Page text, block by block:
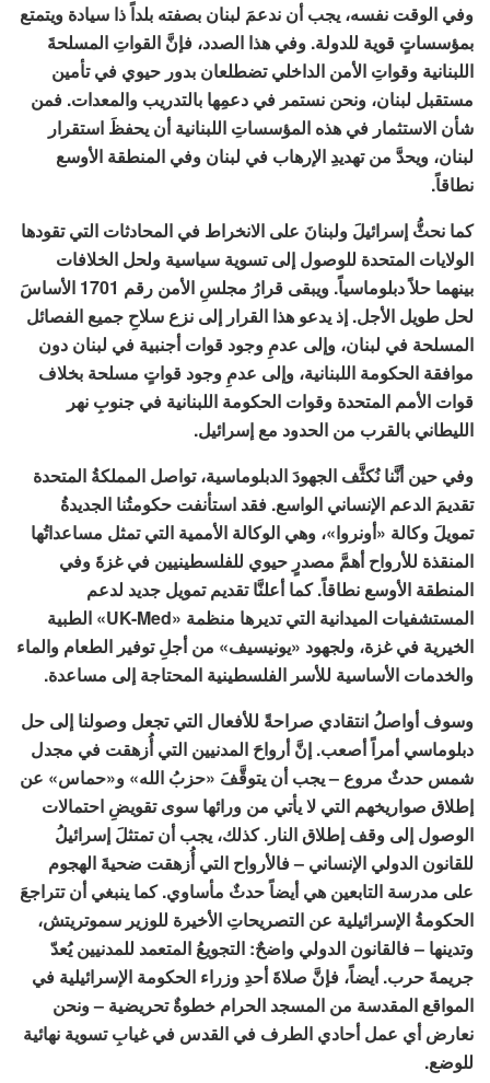
وفي الوقت نفسه، يجب أن ندعمَ لبنان بصفته بلداً ذا سيادة ويتمتع
بمؤسساتٍ قوية للدولة. وفي هذا الصدد، فإنَّ القواتِ المسلحةَ
اللبنانية وقواتِ الأمن الداخلي تضطلعان بدور حيوي في تأمين
مستقبل لبنان، ونحن نستمر في دعمِها بالتدريب والمعدات. فمن
شأن الاستثمار في هذه المؤسساتِ اللبنانية أن يحفظَ استقرار
لبنان، ويحدَّ من تهديدِ الإرهاب في لبنان وفي المنطقة الأوسع
نطاقاً.
كما نحثُّ إسرائيلَ ولبنانَ على الانخراط في المحادثات التي تقودها
الولايات المتحدة للوصول إلى تسوية سياسية ولحل الخلافات
بينهما حلاً دبلوماسياً. ويبقى قرارُ مجلسِ الأمن رقم 1701 الأساسَ
لحل طويل الأجل. إذ يدعو هذا القرار إلى نزع سلاحِ جميع الفصائل
المسلحة في لبنان، وإلى عدمِ وجود قوات أجنبية في لبنان دون
موافقة الحكومة اللبنانية، وإلى عدمِ وجود قواتٍ مسلحة بخلاف
قوات الأمم المتحدة وقوات الحكومة اللبنانية في جنوبِ نهر
الليطاني بالقرب من الحدود مع إسرائيل.
وفي حين أنَّنا نُكثَّف الجهودَ الدبلوماسية، تواصل المملكةُ المتحدة
تقديمَ الدعم الإنساني الواسع. فقد استأنفت حكومتُنا الجديدةُ
تمويلَ وكالة «أونروا»، وهي الوكالة الأممية التي تمثل مساعداتُها
المنقذة للأرواح أهمَّ مصدرٍ حيوي للفلسطينيين في غزةَ وفي
المنطقة الأوسع نطاقاً. كما أعلنَّا تقديم تمويل جديد لدعم
المستشفيات الميدانية التي تديرها منظمة «UK-Med» الطبية
الخيرية في غزة، ولجهود «يونيسيف» من أجلِ توفير الطعام والماء
والخدمات الأساسية للأسر الفلسطينية المحتاجة إلى مساعدة.
وسوف أواصلُ انتقادي صراحةً للأفعال التي تجعل وصولنا إلى حل
دبلوماسي أمراً أصعب. إنَّ أرواحَ المدنيين التي أُزهقت في مجدل
شمس حدثٌ مروع – يجب أن يتوقَّفَ «حزبُ الله» و«حماس» عن
إطلاق صواريخهم التي لا يأتي من ورائها سوى تقويضِ احتمالات
الوصول إلى وقف إطلاق النار. كذلك، يجب أن تمتثلَ إسرائيلُ
للقانون الدولي الإنساني – فالأرواح التي أُزهقت ضحيةَ الهجوم
على مدرسة التابعين هي أيضاً حدثٌ مأساوي. كما ينبغي أن تتراجعَ
الحكومةُ الإسرائيلية عن التصريحاتِ الأخيرة للوزير سموتريتش،
وتدينها – فالقانون الدولي واضحٌ: التجويعُ المتعمد للمدنيين يُعدّ
جريمةَ حرب. أيضاً، فإنَّ صلاةَ أحدِ وزراء الحكومة الإسرائيلية في
المواقع المقدسة من المسجد الحرام خطوةٌ تحريضية – ونحن
نعارض أي عمل أحادي الطرف في القدس في غيابِ تسوية نهائية
للوضع.